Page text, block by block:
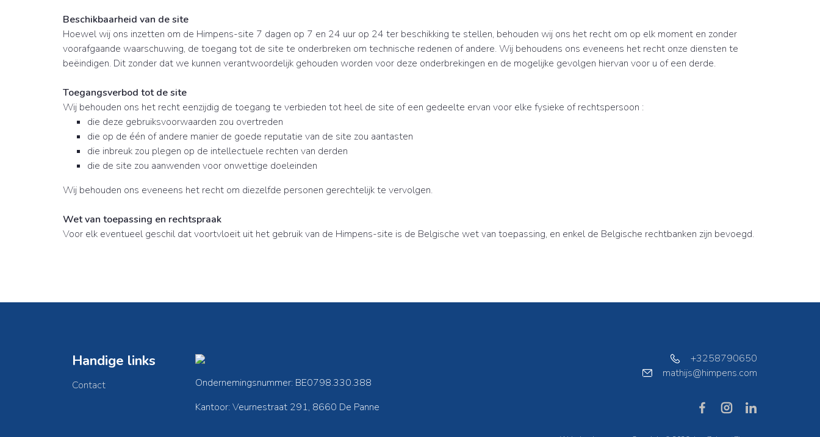
Beschikbaarheid van de site
Hoewel wij ons inzetten om de Himpens-site 7 dagen op 7 en 24 uur op 24 ter beschikking te stellen, behouden wij ons het recht om op elk moment en zonder
voorafgaande waarschuwing, de toegang tot de site te onderbreken om technische redenen of andere. Wij behoudens ons eveneens het recht onze diensten te
beëindigen. Dit zonder dat we kunnen verantwoordelijk gehouden worden voor deze onderbrekingen en de mogelijke gevolgen hiervan voor u of een derde.
Toegangsverbod tot de site
Wij behouden ons het recht eenzijdig de toegang te verbieden tot heel de site of een gedeelte ervan voor elke fysieke of rechtspersoon :
die deze gebruiksvoorwaarden zou overtreden
die op de één of andere manier de goede reputatie van de site zou aantasten
die inbreuk zou plegen op de intellectuele rechten van derden
die de site zou aanwenden voor onwettige doeleinden
Wij behouden ons eveneens het recht om diezelfde personen gerechtelijk te vervolgen.
Wet van toepassing en rechtspraak
Voor elk eventueel geschil dat voortvloeit uit het gebruik van de Himpens-site is de Belgische wet van toepassing, en enkel de Belgische rechtbanken zijn bevoegd.
Handige links
Contact
Ondernemingsnummer: BE0798.330.388
Kantoor: Veurnestraat 291, 8660 De Panne
+3258790650
mathijs@himpens.com